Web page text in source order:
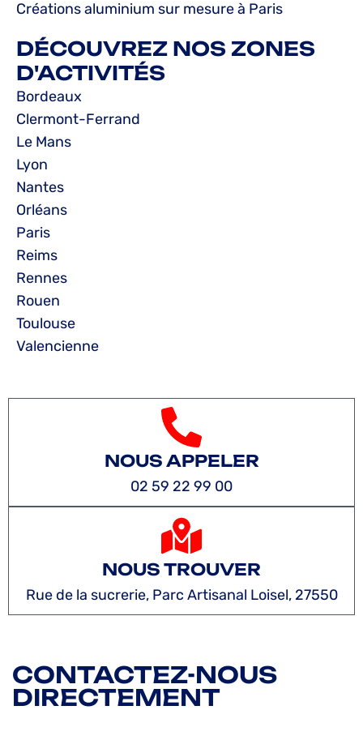
Créations aluminium sur mesure à Paris
DÉCOUVREZ NOS ZONES
D'ACTIVITÉS
Bordeaux
Clermont-Ferrand
Le Mans
Lyon
Nantes
Orléans
Paris
Reims
Rennes
Rouen
Toulouse
Valencienne
NOUS APPELER
02 59 22 99 00
NOUS TROUVER
Rue de la sucrerie, Parc Artisanal Loisel, 27550
CONTACTEZ-NOUS
DIRECTEMENT